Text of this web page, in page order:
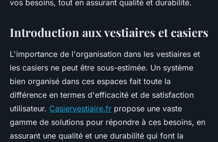
vos besoins, tout en assurant qualité et durabilité.
Introduction aux vestiaires et casiers
L'importance de l'organisation dans les vestiaires et
les casiers ne peut être sous-estimée. Un système
bien organisé dans ces espaces fait toute la
différence en termes d'efficacité et de satisfaction
utilisateur. Casiervestiaire.fr propose une vaste
gamme de solutions pour répondre à ces besoins, en
assurant une qualité et une durabilité qui font la